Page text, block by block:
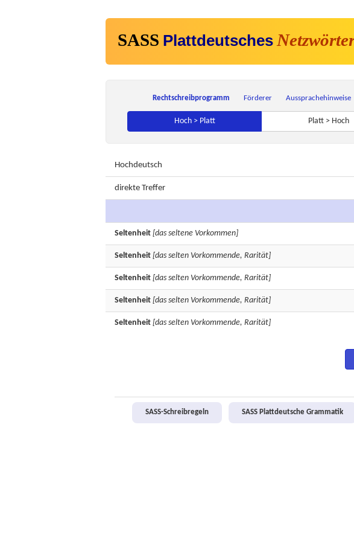
SASS Plattdeutsches
Rechtschreibprogramm Förderer Aussprachehinweise
Hoch > Platt Platt > Hoch
Hochdeutsch
direkte Treffer
Seltenheit [das seltene Vorkommen]
Seltenheit [das selten Vorkommende, Rarität]
Seltenheit [das selten Vorkommende, Rarität]
Seltenheit [das selten Vorkommende, Rarität]
Seltenheit [das selten Vorkommende, Rarität]
SASS-Schreibregeln SASS Plattdeutsche Grammatik